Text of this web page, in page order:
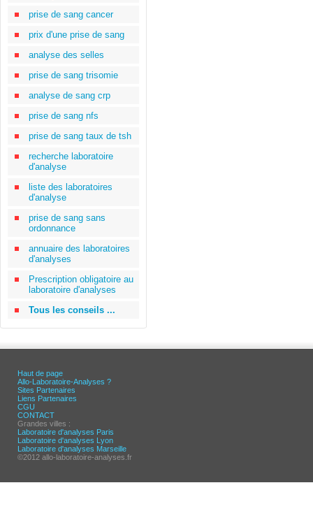
prise de sang cancer
prix d'une prise de sang
analyse des selles
prise de sang trisomie
analyse de sang crp
prise de sang nfs
prise de sang taux de tsh
recherche laboratoire
d'analyse
liste des laboratoires
d'analyse
prise de sang sans
ordonnance
annuaire des laboratoires
d'analyses
Prescription obligatoire au
laboratoire d'analyses
Tous les conseils ...
Haut de page
Allo-Laboratoire-Analyses ?
Sites Partenaires
Liens Partenaires
CGU
CONTACT
Grandes villes :
Laboratoire d'analyses Paris
Laboratoire d'analyses Lyon
Laboratoire d'analyses Marseille
©2012 allo-laboratoire-analyses.fr